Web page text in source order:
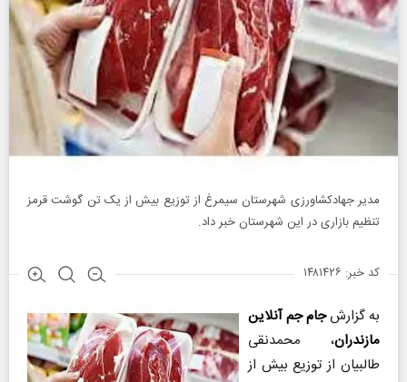
مدیر جهادکشاورزی شهرستان‌ سیمرغ از توزیع بیش از یک تن گوشت قرمز
تنظیم بازاری در این شهرستان خبر داد.
کد خبر: ۱۴۸۱۴۲۶
به گزارش جام جم آنلاین
مازندران، محمدنقی
طالبیان از توزیع بیش از